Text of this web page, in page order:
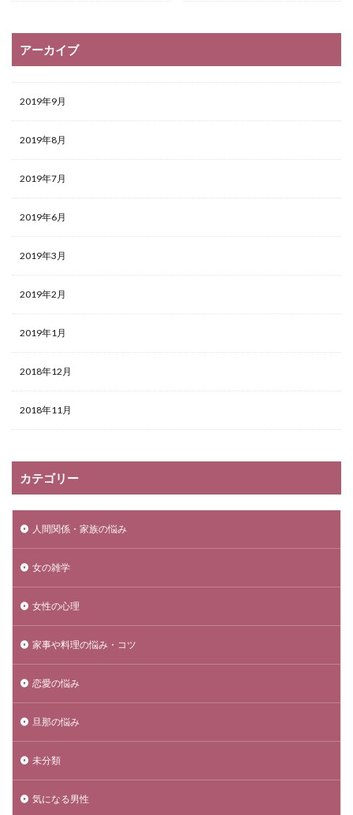
アーカイブ
2019年9月
2019年8月
2019年7月
2019年6月
2019年3月
2019年2月
2019年1月
2018年12月
2018年11月
カテゴリー
人間関係・家族の悩み
女の雑学
女性の心理
家事や料理の悩み・コツ
恋愛の悩み
旦那の悩み
未分類
気になる男性